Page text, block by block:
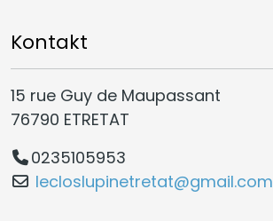
Kontakt
15 rue Guy de Maupassant
76790 ETRETAT
0235105953
lecloslupinetretat@gmail.com